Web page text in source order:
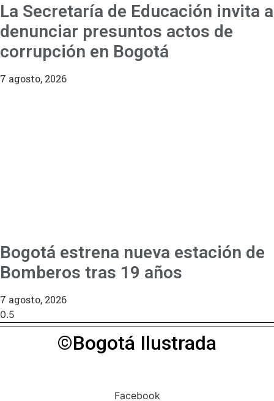
La Secretaría de Educación invita a
denunciar presuntos actos de
corrupción en Bogotá
7 agosto, 2026
Bogotá estrena nueva estación de
Bomberos tras 19 años
7 agosto, 2026
©Bogotá Ilustrada
Facebook